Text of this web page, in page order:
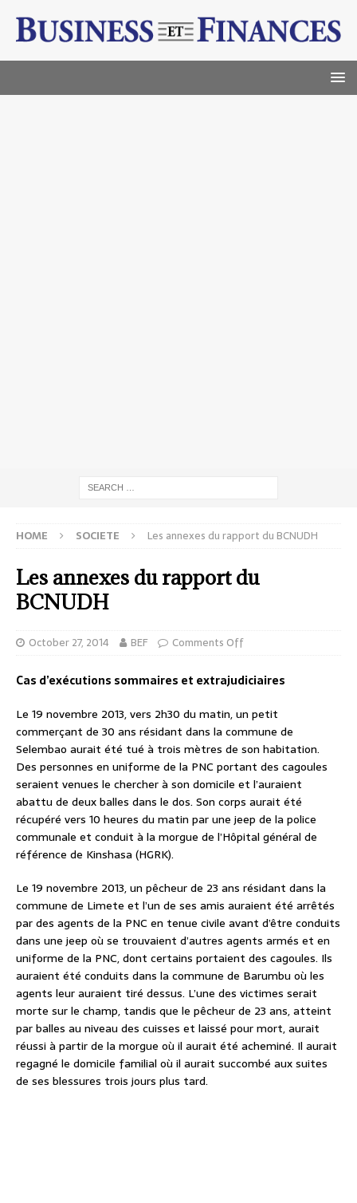
HOME SOCIETE Les annexes du rapport du BCNUDH
Les annexes du rapport du
BCNUDH
October 27, 2014 BEF Comments Off
Cas d’exécutions sommaires et extrajudiciaires
Le 19 novembre 2013, vers 2h30 du matin, un petit
commerçant de 30 ans résidant dans la commune de
Selembao aurait été tué à trois mètres de son habitation.
Des personnes en uniforme de la PNC portant des cagoules
seraient venues le chercher à son domicile et l’auraient
abattu de deux balles dans le dos. Son corps aurait été
récupéré vers 10 heures du matin par une jeep de la police
communale et conduit à la morgue de l’Hôpital général de
référence de Kinshasa (HGRK).
Le 19 novembre 2013, un pêcheur de 23 ans résidant dans la
commune de Limete et l’un de ses amis auraient été arrêtés
par des agents de la PNC en tenue civile avant d’être conduits
dans une jeep où se trouvaient d’autres agents armés et en
uniforme de la PNC, dont certains portaient des cagoules. Ils
auraient été conduits dans la commune de Barumbu où les
agents leur auraient tiré dessus. L’une des victimes serait
morte sur le champ, tandis que le pêcheur de 23 ans, atteint
par balles au niveau des cuisses et laissé pour mort, aurait
réussi à partir de la morgue où il aurait été acheminé. Il aurait
regagné le domicile familial où il aurait succombé aux suites
de ses blessures trois jours plus tard.